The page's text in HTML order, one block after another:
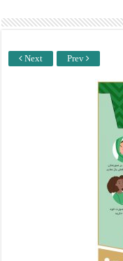
Next Prev